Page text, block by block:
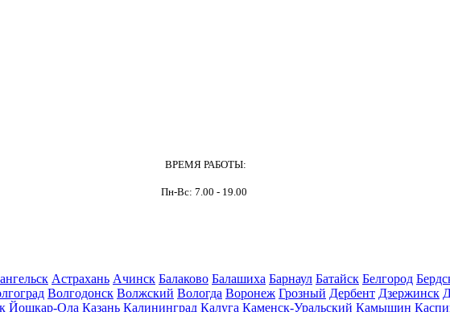
ВРЕМЯ РАБОТЫ:
Пн-Вс: 7.00 - 19.00
Астрахань Ачинск Балаково Балашиха Барнаул Батайск Белгород
Волгодонск Волжский Вологда Воронеж Грозный Дербент Дзержинск
Йошкар-Ола Казань Калининград Калуга Каменск-Уральский Камышин